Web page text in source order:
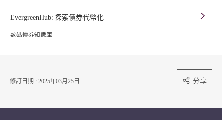
EvergreenHub: 探索債券代幣化
數碼債券知識庫
修訂日期 : 2025年03月25日 分享